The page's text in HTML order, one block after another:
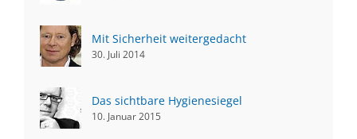
Mit Sicherheit weitergedacht
30. Juli 2014
Das sichtbare Hygienesiegel
10. Januar 2015